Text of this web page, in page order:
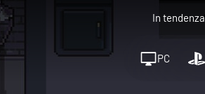
In tendenza
PC